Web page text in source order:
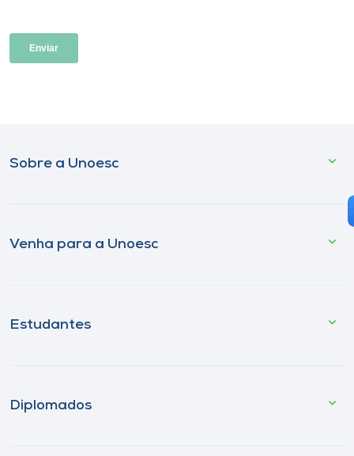
Sobre a Unoesc
Venha para a Unoesc
Estudantes
Diplomados